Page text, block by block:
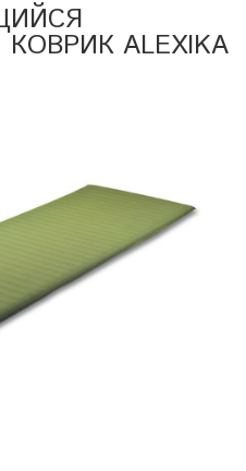
ALEXIKA